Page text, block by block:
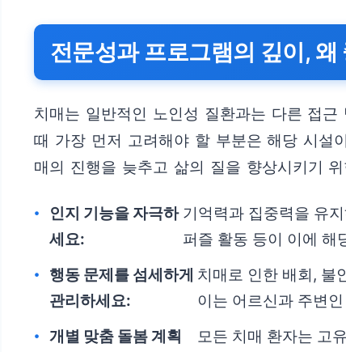
전문성과 프로그램의 깊이, 왜
치매는 일반적인 노인성 질환과는 다른 접
때 가장 먼저 고려해야 할 부분은 해당 시설
매의 진행을 늦추고 삶의 질을 향상시키기
인지 기능을 자극하
세요:
기억력과 집중력을 유
퍼즐 활동 등이 이에 해
행동 문제를 섬세하게
관리하세요:
치매로 인한 배회, 불
이는 어르신과 주변
개별 맞춤 돌봄 계획
모든 치매 환자는 고